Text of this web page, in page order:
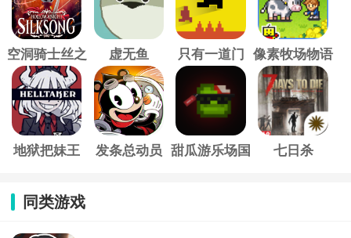
空洞骑士丝之
歌
虚无鱼 只有一道门 像素牧场物语
地狱把妹王 发条总动员
甜瓜游乐场国
七日杀
同类游戏